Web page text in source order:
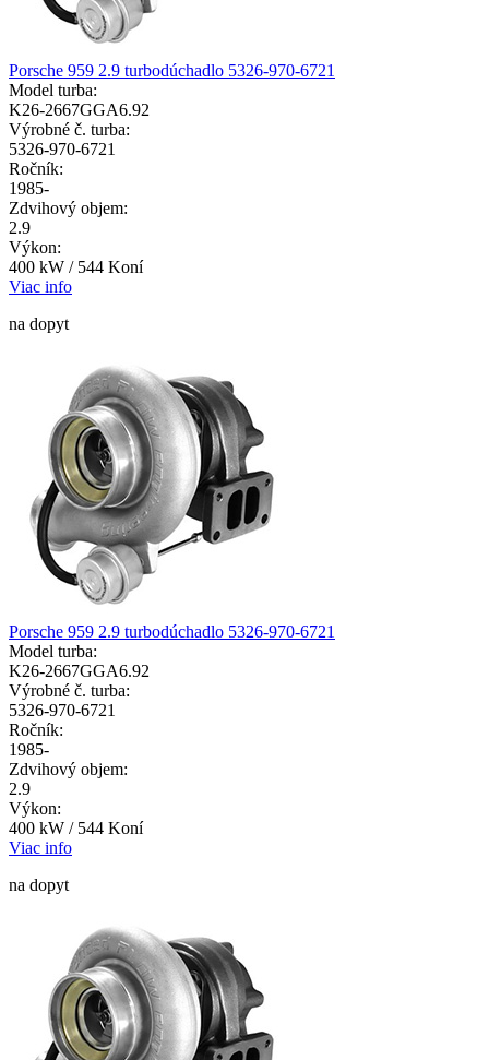
Porsche 959 2.9 turbodúchadlo 5326-970-6721
Model turba:
K26-2667GGA6.92
Výrobné č. turba:
5326-970-6721
Ročník:
1985-
Zdvihový objem:
2.9
Výkon:
400 kW / 544 Koní
Viac info
na dopyt
Porsche 959 2.9 turbodúchadlo 5326-970-6721
Model turba:
K26-2667GGA6.92
Výrobné č. turba:
5326-970-6721
Ročník:
1985-
Zdvihový objem:
2.9
Výkon:
400 kW / 544 Koní
Viac info
na dopyt